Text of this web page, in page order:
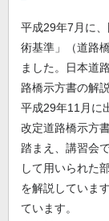
平成29年7月に
術基準」（道路
ました。日本道
路橋示方書の解
平成29年11月に
改定道路橋示方
踏まえ、講習会
して用いられた
を解説していま
ています。